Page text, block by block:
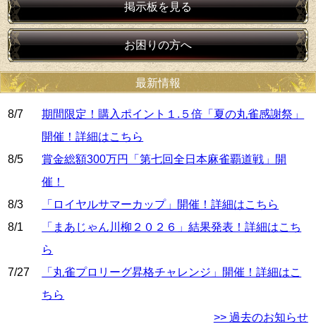
掲示板を見る
お困りの方へ
最新情報
8/7
期間限定！購入ポイント１.５倍「夏の丸雀感謝祭」
開催！詳細はこちら
8/5
賞金総額300万円「第七回全日本麻雀覇道戦」開
催！
8/3
「ロイヤルサマーカップ」開催！詳細はこちら
8/1
「まあじゃん川柳２０２６」結果発表！詳細はこち
ら
7/27
「丸雀プロリーグ昇格チャレンジ」開催！詳細はこ
ちら
>> 過去のお知らせ